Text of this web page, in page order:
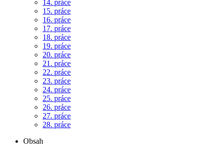
14. práce
15. práce
16. práce
17. práce
18. práce
19. práce
20. práce
21. práce
22. práce
23. práce
24. práce
25. práce
26. práce
27. práce
28. práce
Obsah